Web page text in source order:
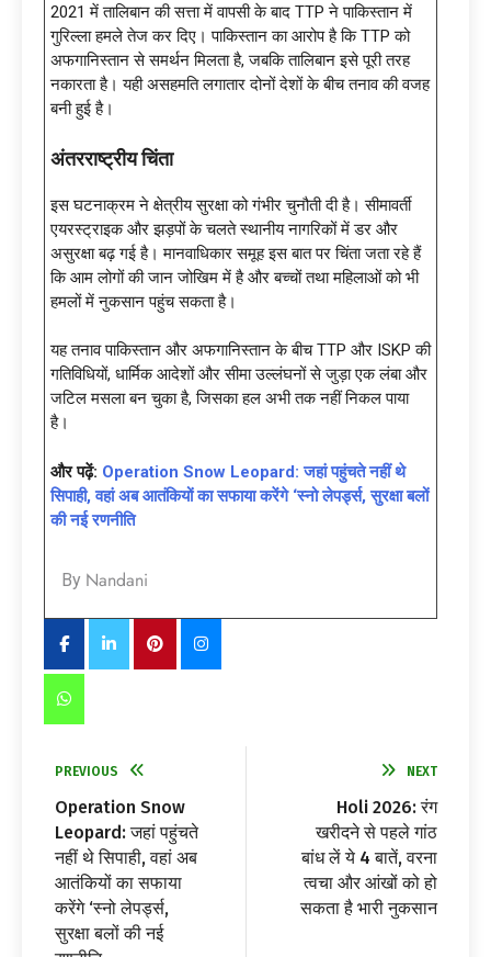
2021 में तालिबान की सत्ता में वापसी के बाद TTP ने पाकिस्तान में
गुरिल्ला हमले तेज कर दिए। पाकिस्तान का आरोप है कि TTP को
अफगानिस्तान से समर्थन मिलता है, जबकि तालिबान इसे पूरी तरह
नकारता है। यही असहमति लगातार दोनों देशों के बीच तनाव की वजह
बनी हुई है।
अंतरराष्ट्रीय चिंता
इस घटनाक्रम ने क्षेत्रीय सुरक्षा को गंभीर चुनौती दी है। सीमावर्ती
एयरस्ट्राइक और झड़पों के चलते स्थानीय नागरिकों में डर और
असुरक्षा बढ़ गई है। मानवाधिकार समूह इस बात पर चिंता जता रहे हैं
कि आम लोगों की जान जोखिम में है और बच्चों तथा महिलाओं को भी
हमलों में नुकसान पहुंच सकता है।
यह तनाव पाकिस्तान और अफगानिस्तान के बीच TTP और ISKP की
गतिविधियों, धार्मिक आदेशों और सीमा उल्लंघनों से जुड़ा एक लंबा और
जटिल मसला बन चुका है, जिसका हल अभी तक नहीं निकल पाया
है।
और पढ़ें: Operation Snow Leopard: जहां पहुंचते नहीं थे
सिपाही, वहां अब आतंकियों का सफाया करेंगे ‘स्नो लेपर्ड्स, सुरक्षा बलों
की नई रणनीति
By Nandani
PREVIOUS
Operation Snow
Leopard: जहां पहुंचते
नहीं थे सिपाही, वहां अब
आतंकियों का सफाया
करेंगे ‘स्नो लेपर्ड्स,
सुरक्षा बलों की नई
NEXT
Holi 2026: रंग
खरीदने से पहले गांठ
बांध लें ये 4 बातें, वरना
त्वचा और आंखों को हो
सकता है भारी नुकसान